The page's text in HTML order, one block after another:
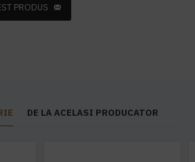
PRODUS
DE LA ACELASI PRODUCATOR